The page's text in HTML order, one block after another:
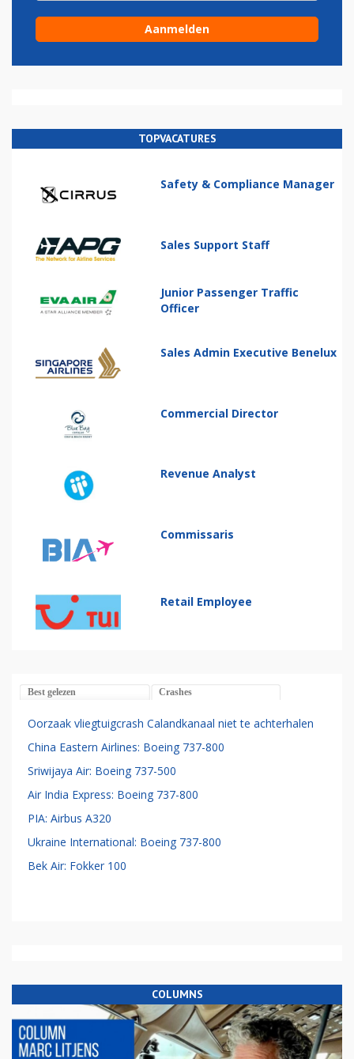
TOPVACATURES
Safety & Compliance Manager
Sales Support Staff
Junior Passenger Traffic
Officer
Sales Admin Executive Benelux
Commercial Director
Revenue Analyst
Commissaris
Retail Employee
Best gelezen Crashes
Oorzaak vliegtuigcrash Calandkanaal niet te achterhalen
China Eastern Airlines: Boeing 737-800
Sriwijaya Air: Boeing 737-500
Air India Express: Boeing 737-800
PIA: Airbus A320
Ukraine International: Boeing 737-800
Bek Air: Fokker 100
COLUMNS